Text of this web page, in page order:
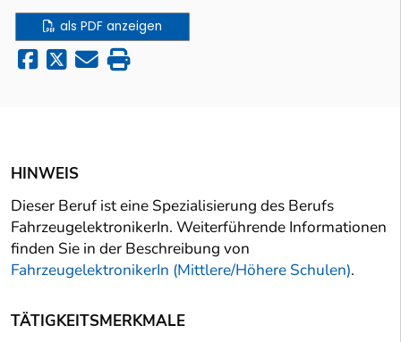
als PDF anzeigen
HINWEIS
Dieser Beruf ist eine Spezialisierung des Berufs
FahrzeugelektronikerIn. Weiterführende Informationen
finden Sie in der Beschreibung von
FahrzeugelektronikerIn (Mittlere/Höhere Schulen).
TÄTIGKEITSMERKMALE